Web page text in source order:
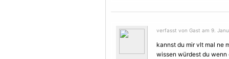
verfasst von Gast am 9.
kannst du mir vlt mal ne
wissen würdest du